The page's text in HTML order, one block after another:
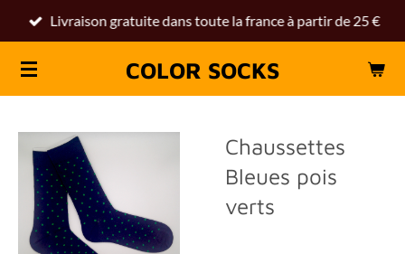
Passer
au
contenu
principal
COLOR SOCKS
Livraison gratuite dans toute la france à partir de 25 €
Chaussettes
Bleues pois
verts